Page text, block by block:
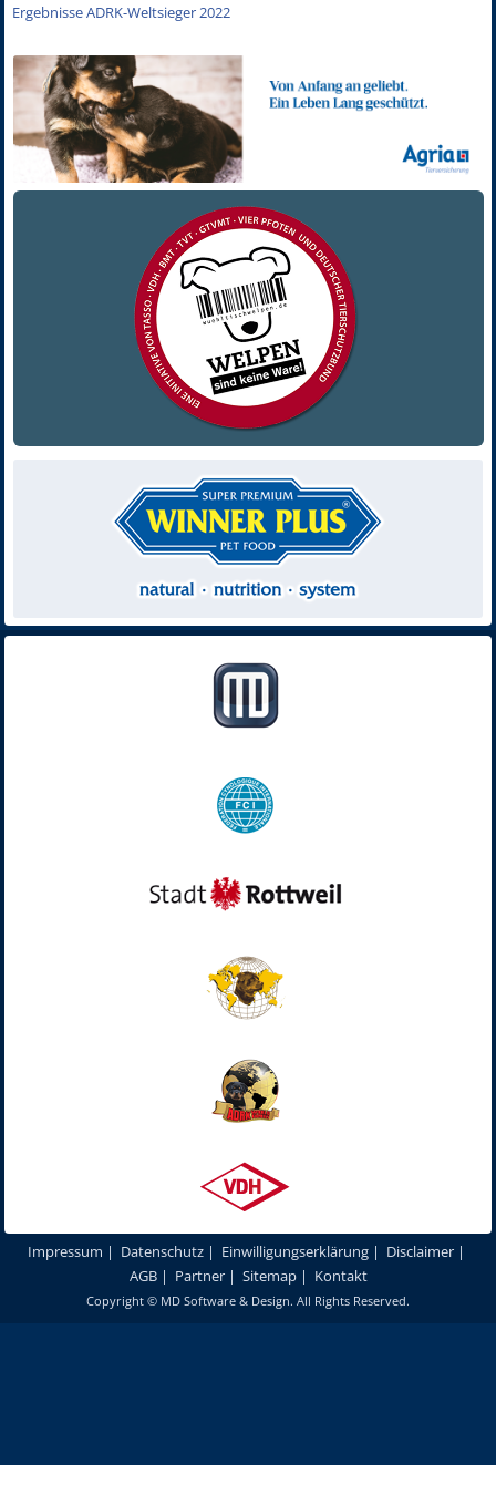
Ergebnisse ADRK-Weltsieger 2022
Impressum | Datenschutz | Einwilligungserklärung | Disclaimer |
AGB| Partner| Sitemap| Kontakt
Copyright © MD Software & Design. All Rights Reserved.